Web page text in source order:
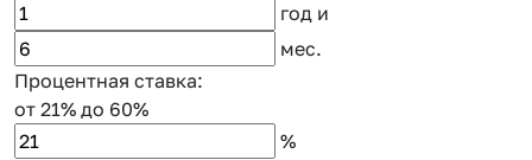
год и
мес.
Процентная ставка:
от 21% до 60%
%